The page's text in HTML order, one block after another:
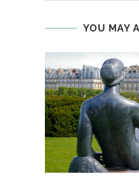
YOU MAY